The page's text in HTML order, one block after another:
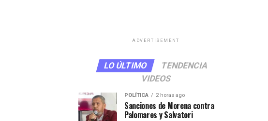
ADVERTISEMENT
LO ÚLTIMO
TENDENCIA
VIDEOS
POLÍTICA 2 horas ago
Sanciones de Morena contra
Palomares y Salvatori